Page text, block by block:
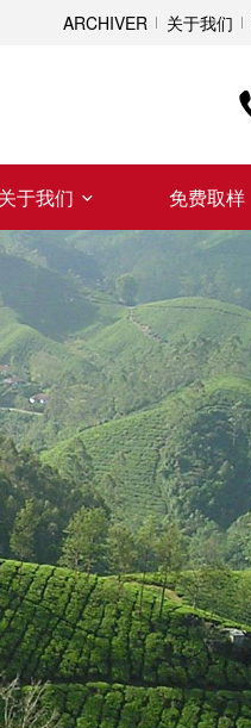
ARCHIVER 关于我们
于我们 免费取样